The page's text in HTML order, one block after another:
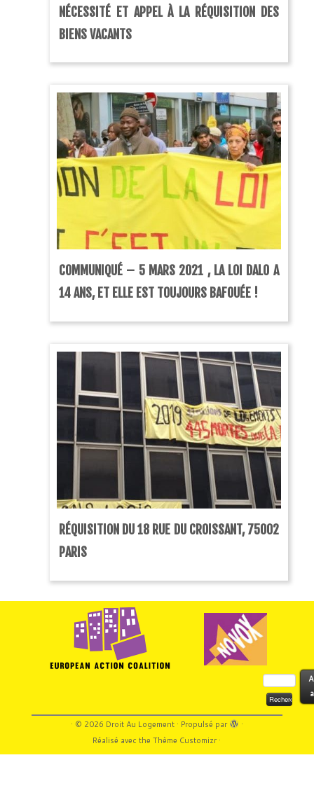
NÉCESSITÉ ET APPEL À LA RÉQUISITION DES
BIENS VACANTS
COMMUNIQUÉ – 5 MARS 2021 , LA LOI DALO A
14 ANS, ET ELLE EST TOUJOURS BAFOUÉE !
RÉQUISITION DU 18 RUE DU CROISSANT, 75002
PARIS
Rechercher :
· © 2026 Droit Au Logement· Propulsé par
·
Réalisé avec theThème Customizr·